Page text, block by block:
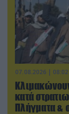
07.08.2026 | 08:02
κατά
Πλήγματα &